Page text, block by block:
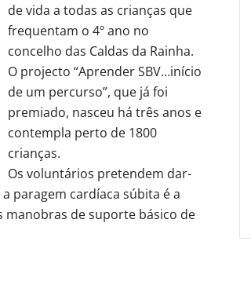
de vida a todas as crianças que
frequentam o 4º ano no
concelho das Caldas da Rainha.
O projecto “Aprender SBV…início
de um percurso”, que já foi
premiado, nasceu há três anos e
contempla perto de 1800
crianças.
Os voluntários pretendem dar-
paragem cardíaca súbita é a
manobras de suporte básico de